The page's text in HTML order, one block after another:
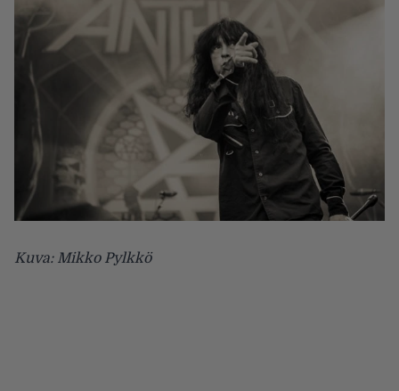
Kuva: Mikko Pylkkö